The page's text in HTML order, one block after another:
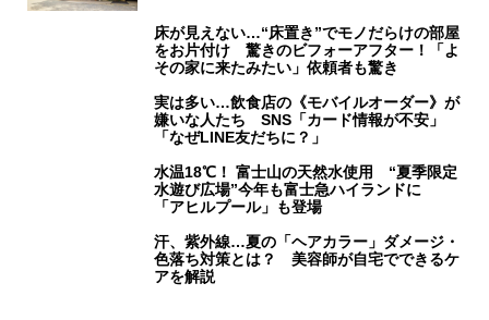
床が見えない…“床置き”でモノだらけの部屋
をお片付け 驚きのビフォーアフター！「よ
その家に来たみたい」依頼者も驚き
実は多い…飲食店の《モバイルオーダー》が
嫌いな人たち SNS「カード情報が不安」
「なぜLINE友だちに？」
水温18℃！ 富士山の天然水使用 “夏季限定
水遊び広場”今年も富士急ハイランドに
「アヒルプール」も登場
汗、紫外線…夏の「ヘアカラー」ダメージ・
色落ち対策とは？ 美容師が自宅でできるケ
アを解説